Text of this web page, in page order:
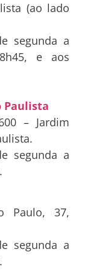
(ao lado
segunda a
e aos
Paulista
– Jardim
segunda a
Paulo, 37,
segunda a